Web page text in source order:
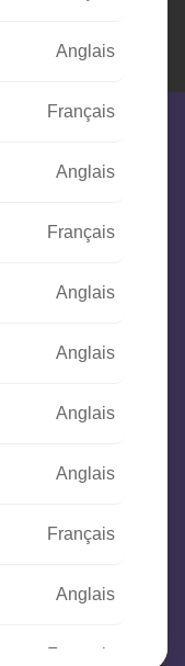
pour
41
projet,
Anglais
Français
Anglais
Français
Anglais
Anglais
Anglais
Anglais
Français
Anglais
Français